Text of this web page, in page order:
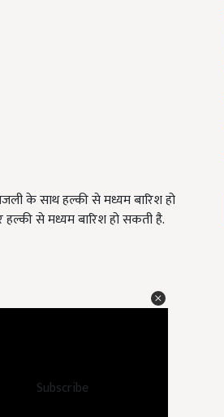
Subscribe
के साथ हल्की से मध्यम बारिश हो
से मध्यम बारिश हो सकती है.